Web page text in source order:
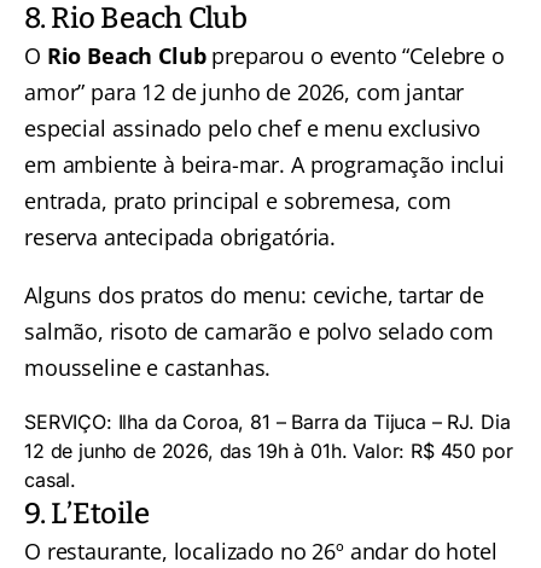
8. Rio Beach Club
O Rio Beach Clubpreparou o evento “Celebre o
amor” para 12 de junho de 2026, com jantar
especial assinado pelo chef e menu exclusivo
em ambiente à beira-mar. A programação inclui
entrada, prato principal e sobremesa, com
reserva antecipada obrigatória.
Alguns dos pratos do menu: ceviche, tartar de
salmão, risoto de camarão e polvo selado com
mousseline e castanhas.
SERVIÇO: Ilha da Coroa, 81 – Barra da Tijuca – RJ. Dia
12 de junho de 2026, das 19h à 01h. Valor: R$ 450 por
casal.
9. L’Etoile
O restaurante, localizado no 26º andar do hotel